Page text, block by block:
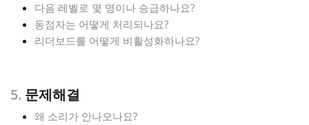
다음 레벨로 몇 명이나 승급하나요?
동점자는 어떻게 처리되나요?
리더보드를 어떻게 비활성화하나요?
5. 문제해결
왜 소리가 안나오나요?